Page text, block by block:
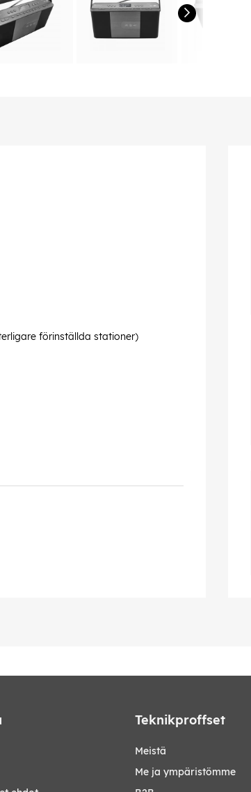
förinställda stationer)
Teknikproffset
Meistä
Me ja ympäristömme